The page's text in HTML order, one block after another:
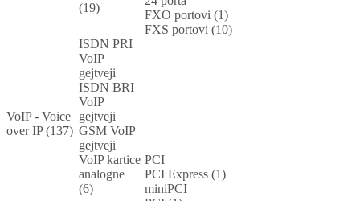
VoIP - Voice
over IP (137)
(19)
FXO portovi (1)
FXS portovi (10)
ISDN PRI
VoIP
gejtveji
ISDN BRI
VoIP
gejtveji
GSM VoIP
gejtveji
VoIP kartice
analogne
(6)
PCI
PCI Express (1)
miniPCI